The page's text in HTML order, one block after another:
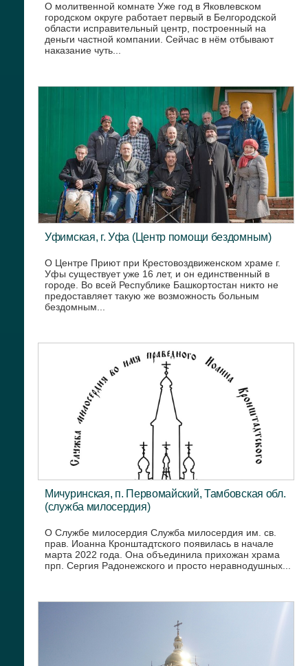
О молитвенной комнате Уже год в Яковлевском
городском округе работает первый в Белгородской
области исправительный центр, построенный на
деньги частной компании. Сейчас в нём отбывают
наказание чуть...
Уфимская, г. Уфа (Центр помощи бездомным)
О Центре Приют при Крестовоздвиженском храме г.
Уфы существует уже 16 лет, и он единственный в
городе. Во всей Республике Башкортостан никто не
предоставляет такую же возможность больным
бездомным...
Мичуринская, п. Первомайский, Тамбовская обл.
(служба милосердия)
О Службе милосердия Служба милосердия им. св.
прав. Иоанна Кронштадтского появилась в начале
марта 2022 года. Она объединила прихожан храма
прп. Сергия Радонежского и просто неравнодушных...